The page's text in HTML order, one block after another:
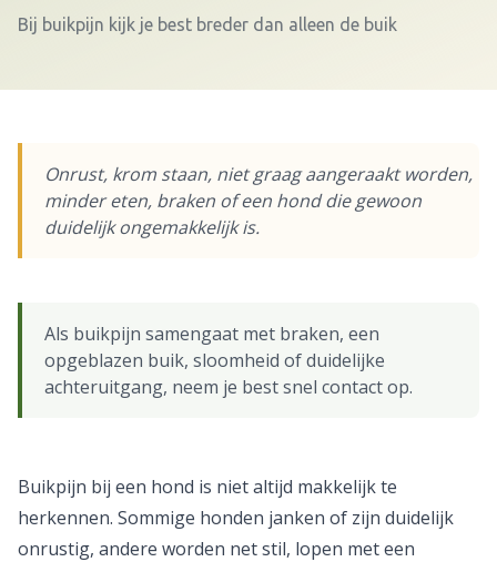
Bij buikpijn kijk je best breder dan alleen de buik
Onrust, krom staan, niet graag aangeraakt worden,
minder eten, braken of een hond die gewoon
duidelijk ongemakkelijk is.
Als buikpijn samengaat met braken, een
opgeblazen buik, sloomheid of duidelijke
achteruitgang, neem je best snel contact op.
Buikpijn bij een hond is niet altijd makkelijk te
herkennen. Sommige honden janken of zijn duidelijk
onrustig, andere worden net stil, lopen met een